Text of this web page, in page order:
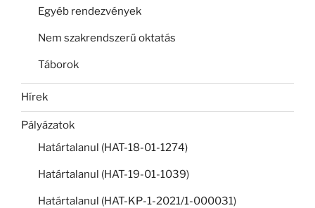
Egyéb rendezvények
Nem szakrendszerű oktatás
Táborok
Hírek
Pályázatok
Határtalanul (HAT-18-01-1274)
Határtalanul (HAT-19-01-1039)
Határtalanul (HAT-KP-1-2021/1-000031)